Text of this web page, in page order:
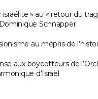
israélite » au « retour du
Schnapper
au mépris de
aux boycotteurs de
d’Israël